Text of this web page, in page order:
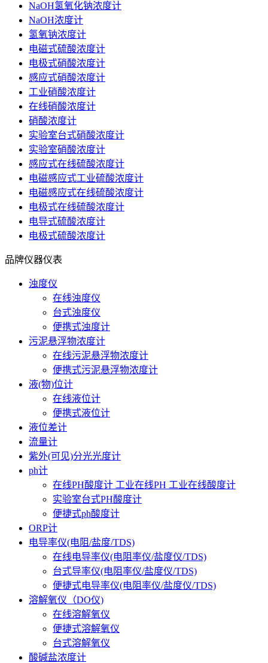
NaOH氢氧化钠浓度计
NaOH浓度计
氢氧钠浓度计
电磁式硫酸浓度计
电极式硝酸浓度计
感应式硝酸浓度计
工业硝酸浓度计
在线硝酸浓度计
硝酸浓度计
实验室台式硝酸浓度计
实验室硝酸浓度计
感应式在线硫酸浓度计
电磁感应式工业硫酸浓度计
电磁感应式在线硫酸浓度计
电极式在线硫酸浓度计
电导式硫酸浓度计
电极式硫酸浓度计
品牌仪器仪表
浊度仪
在线浊度仪
台式浊度仪
便携式浊度计
污泥悬浮物浓度计
在线污泥悬浮物浓度计
便携式污泥悬浮物浓度计
液(物)位计
在线液位计
便携式液位计
液位差计
流量计
紫外(可见)分光光度计
ph计
在线PH酸度计 工业在线PH 工业在线酸度计
实验室台式PH酸度计
便捷式ph酸度计
ORP计
电导率仪(电阻/盐度/TDS)
在线电导率仪(电阻率仪/盐度仪/TDS)
台式导率仪(电阻率仪/盐度仪/TDS)
便捷式电导率仪(电阻率仪/盐度仪/TDS)
溶解氧仪（DO仪)
在线溶解氧仪
便捷式溶解氧仪
台式溶解氧仪
酸碱盐浓度计